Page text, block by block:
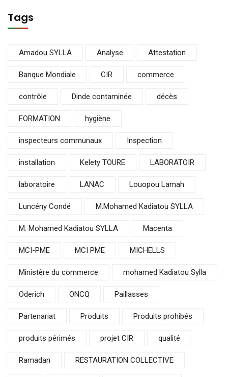
Tags
Amadou SYLLA Analyse Attestation
Banque Mondiale CIR commerce
contrôle Dinde contaminée décès
FORMATION hygiène
inspecteurs communaux Inspection
installation Kelety TOURE LABORATOIR
laboratoire LANAC Louopou Lamah
Luncény Condé M.Mohamed Kadiatou SYLLA
M. Mohamed Kadiatou SYLLA Macenta
MCI-PME MCI PME MICHELLS
Ministère du commerce mohamed Kadiatou Sylla
Oderich ONCQ Paillasses
Partenariat Produits Produits prohibés
produits périmés projet CIR qualité
Ramadan RESTAURATION COLLECTIVE